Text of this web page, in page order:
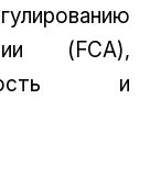
(FCA),
и